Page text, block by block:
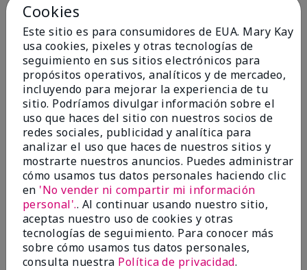
Excellent
EnviadoHace 4 meses
Coverly
deColumbia Missouri
Evaluado en
marykay.com/en-us/
Comentarios sobre Mary Kay® CC Cream
Sunscreen Broad Spectrum SPF 15*
I have been wearing the cc cream for 8 years now. I
absolutely love it. Its not cakey it's not heavy and it
blends effortlessly. I get compliments all the time.
10/10 I definitely recommend.
Mostrar Traducción
Cookies
Este sitio es para consumidores de EUA. Mary Kay
usa cookies, pixeles y otras tecnologías de
seguimiento en sus sitios electrónicos para
propósitos operativos, analíticos y de mercadeo,
incluyendo para mejorar la experiencia de tu
sitio. Podríamos divulgar información sobre el
uso que haces del sitio con nuestros socios de
redes sociales, publicidad y analítica para
analizar el uso que haces de nuestros sitios y
mostrarte nuestros anuncios. Puedes administrar
cómo usamos tus datos personales haciendo clic
en 'No vender ni compartir mi información
personal'.. Al continuar usando nuestro sitio,
aceptas nuestro uso de cookies y otras
tecnologías de seguimiento. Para conocer más
sobre cómo usamos tus datos personales,
consulta nuestra Política de privacidad.